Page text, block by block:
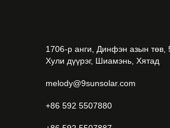
1706-р анги, Динфэн азын төв,
Хули дүүрэг, Шиамэнь, Хятад
melody@9sunsolar.com
+86 592 5507880